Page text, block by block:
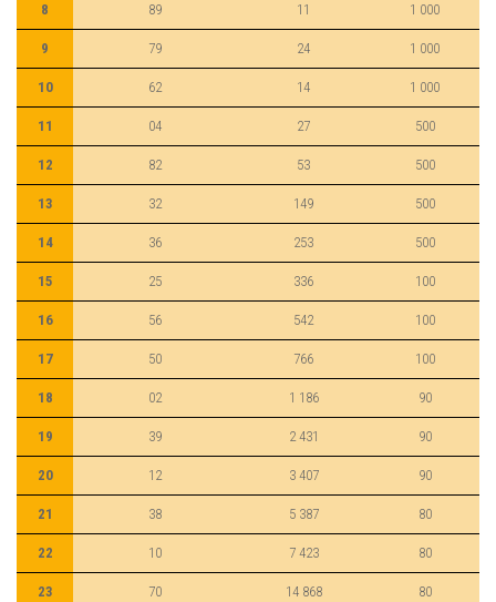
8 89 11 1 000
9 79 24 1 000
10 62 14 1 000
11 04 27 500
12 82 53 500
13 32 149 500
14 36 253 500
15 25 336 100
16 56 542 100
17 50 766 100
18 02 1 186 90
19 39 2 431 90
20 12 3 407 90
21 38 5 387 80
22 10 7 423 80
23 70 14 868 80